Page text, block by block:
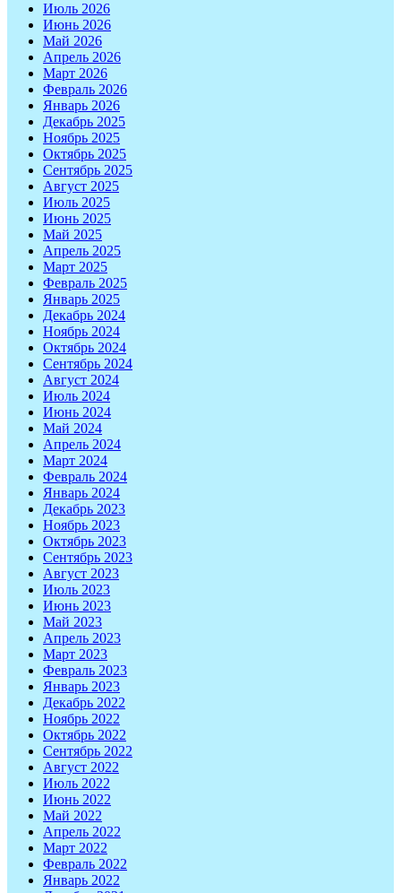
Июль 2026
Июнь 2026
Май 2026
Апрель 2026
Март 2026
Февраль 2026
Январь 2026
Декабрь 2025
Ноябрь 2025
Октябрь 2025
Сентябрь 2025
Август 2025
Июль 2025
Июнь 2025
Май 2025
Апрель 2025
Март 2025
Февраль 2025
Январь 2025
Декабрь 2024
Ноябрь 2024
Октябрь 2024
Сентябрь 2024
Август 2024
Июль 2024
Июнь 2024
Май 2024
Апрель 2024
Март 2024
Февраль 2024
Январь 2024
Декабрь 2023
Ноябрь 2023
Октябрь 2023
Сентябрь 2023
Август 2023
Июль 2023
Июнь 2023
Май 2023
Апрель 2023
Март 2023
Февраль 2023
Январь 2023
Декабрь 2022
Ноябрь 2022
Октябрь 2022
Сентябрь 2022
Август 2022
Июль 2022
Июнь 2022
Май 2022
Апрель 2022
Март 2022
Февраль 2022
Январь 2022